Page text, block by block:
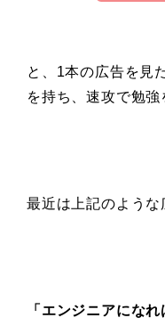
と、1本の広告を見
を持ち、速攻で勉強
最近は上記のような
「エンジニアにな